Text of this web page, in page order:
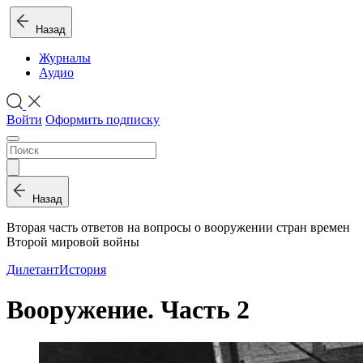
Назад
Журналы
Аудио
Войти Оформить подписку
Назад
Вторая часть ответов на вопросы о вооружении стран времен
Второй мировой войны
ДилетантИстория
Вооружение. Часть 2